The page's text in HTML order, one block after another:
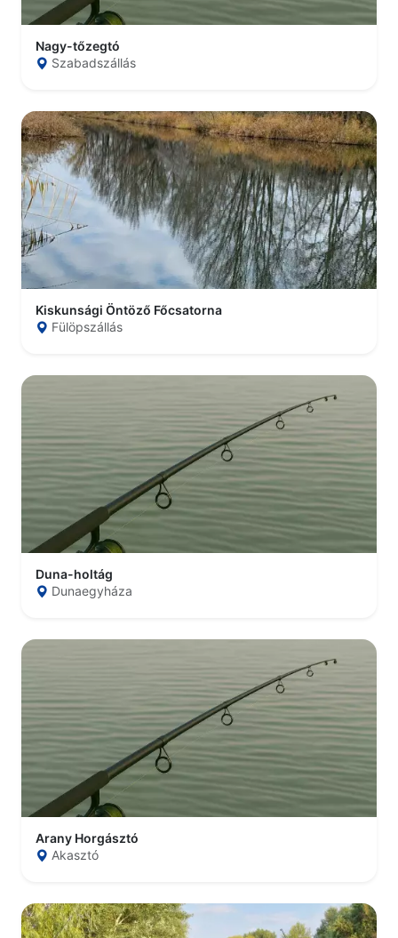
Nagy-tőzegtó
Szabadszállás
Kiskunsági Öntöző Főcsatorna
Fülöpszállás
Duna-holtág
Dunaegyháza
Arany Horgásztó
Akasztó